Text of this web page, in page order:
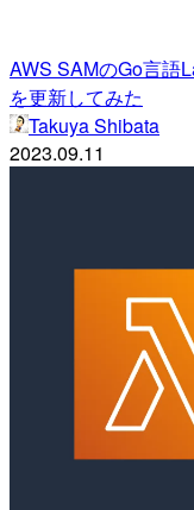
AWS SAMのGo言語
を更新してみた
Takuya Shibata
2023.09.11